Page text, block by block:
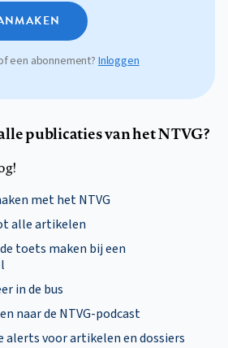
een abonnement? Inloggen
publicaties van het NTVG?
met het NTVG
alle artikelen
toets maken bij een
in de bus
naar de NTVG-podcast
alerts voor artikelen en dossiers